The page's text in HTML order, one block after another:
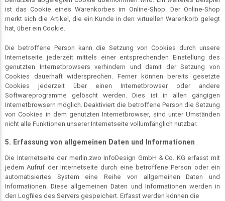
ist das Cookie eines Warenkorbes im Online-Shop. Der Online-Shop
merkt sich die Artikel, die ein Kunde in den virtuellen Warenkorb gelegt
hat, über ein Cookie.
Die betroffene Person kann die Setzung von Cookies durch unsere
Internetseite jederzeit mittels einer entsprechenden Einstellung des
genutzten Internetbrowsers verhindern und damit der Setzung von
Cookies dauerhaft widersprechen. Ferner können bereits gesetzte
Cookies jederzeit über einen Internetbrowser oder andere
Softwareprogramme gelöscht werden. Dies ist in allen gängigen
Internetbrowsern möglich. Deaktiviert die betroffene Person die Setzung
von Cookies in dem genutzten Internetbrowser, sind unter Umständen
nicht alle Funktionen unserer Internetseite vollumfänglich nutzbar.
5. Erfassung von allgemeinen Daten und Informationen
Die Internetseite der merlin.zwo InfoDesign GmbH & Co. KG erfasst mit
jedem Aufruf der Internetseite durch eine betroffene Person oder ein
automatisiertes System eine Reihe von allgemeinen Daten und
Informationen. Diese allgemeinen Daten und Informationen werden in
den Logfiles des Servers gespeichert. Erfasst werden können die